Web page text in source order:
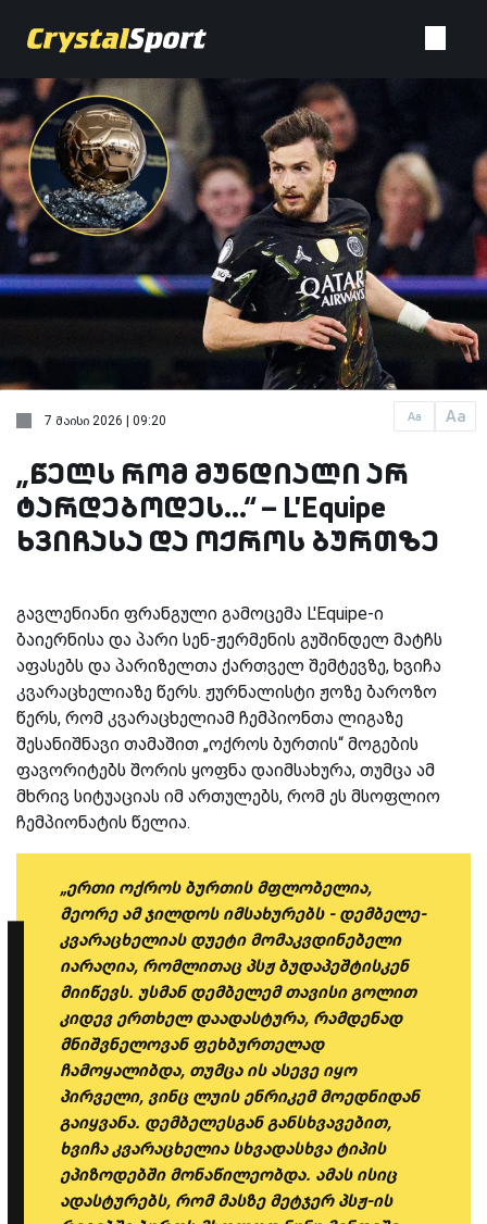
Aa Aa
7 მაისი 2026 | 09:20
„წელს რომ მუნდიალი არ
ტარდებოდეს...“ – L'Equipe
ხვიჩასა და ოქროს ბურთზე
გავლენიანი ფრანგული გამოცემა L'Equipe-ი
ბაიერნისა და პარი სენ-ჟერმენის გუშინდელ მატჩს
აფასებს და პარიზელთა ქართველ შემტევზე, ხვიჩა
კვარაცხელიაზე წერს. ჟურნალისტი ჟოზე ბაროზო
წერს, რომ კვარაცხელიამ ჩემპიონთა ლიგაზე
შესანიშნავი თამაშით „ოქროს ბურთის“ მოგების
ფავორიტებს შორის ყოფნა დაიმსახურა, თუმცა ამ
მხრივ სიტუაციას იმ ართულებს, რომ ეს მსოფლიო
ჩემპიონატის წელია.
„ერთი ოქროს ბურთის მფლობელია,
მეორე ამ ჯილდოს იმსახურებს - დემბელე-
კვარაცხელიას დუეტი მომაკვდინებელი
იარაღია, რომლითაც პსჟ ბუდაპეშტისკენ
მიიწევს. უსმან დემბელემ თავისი გოლით
კიდევ ერთხელ დაადასტურა, რამდენად
მნიშვნელოვან ფეხბურთელად
ჩამოყალიბდა, თუმცა ის ასევე იყო
პირველი, ვინც ლუის ენრიკემ მოედნიდან
გაიყვანა. დემბელესგან განსხვავებით,
ხვიჩა კვარაცხელია სხვადასხვა ტიპის
ეპიზოდებში მონაწილეობდა. ამას ისიც
ადასტურებს, რომ მასზე მეტჯერ პსჟ-ის